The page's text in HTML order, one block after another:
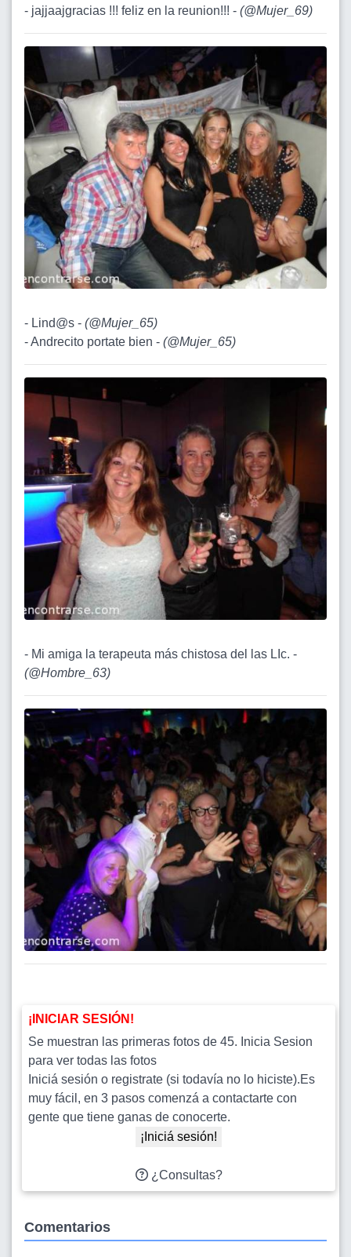
- jajjaajgracias !!! feliz en la reunion!!! - (@Mujer_69)
- Lind@s - (@Mujer_65)
- Andrecito portate bien - (@Mujer_65)
- Mi amiga la terapeuta más chistosa del las LIc. -
(@Hombre_63)
¡INICIAR SESIÓN!
Se muestran las primeras fotos de 45. Inicia Sesion
para ver todas las fotos
Iniciá sesión o registrate (si todavía no lo hiciste).Es
muy fácil, en 3 pasos comenzá a contactarte con
gente que tiene ganas de conocerte.
¡Iniciá sesión!
¿Consultas?
Comentarios